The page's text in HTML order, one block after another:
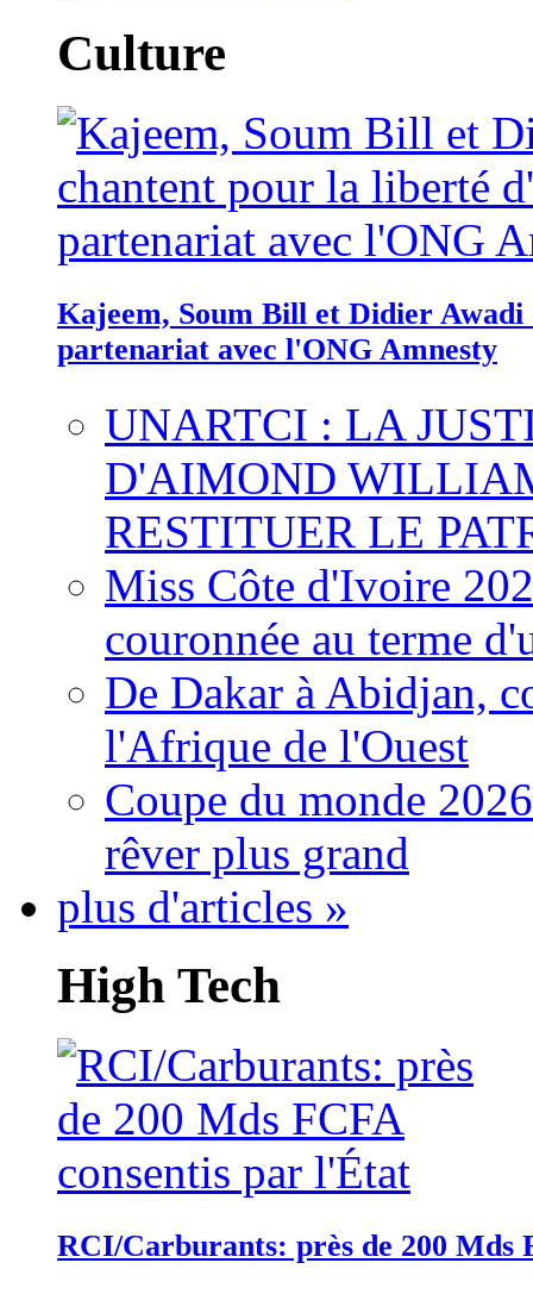
Culture
Kajeem, Soum Bill et Didier
partenariat avec l'ONG Amnesty
UNARTCI : LA
D'AIMOND
RESTITUER LE
Miss Côte d'Ivoire
couronnée au terme
De Dakar à Abidjan,
l'Afrique de l'Ouest
Coupe du monde
rêver plus grand
plus d'articles »
High Tech
RCI/Carburants: près de 200 Mds